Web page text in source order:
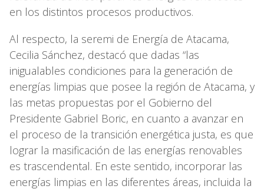
en los distintos procesos productivos.
Al respecto, la seremi de Energía de Atacama,
Cecilia Sánchez, destacó que dadas “las
inigualables condiciones para la generación de
energías limpias que posee la región de Atacama, y
las metas propuestas por el Gobierno del
Presidente Gabriel Boric, en cuanto a avanzar en
el proceso de la transición energética justa, es que
lograr la masificación de las energías renovables
es trascendental. En este sentido, incorporar las
energías limpias en las diferentes áreas, incluida la